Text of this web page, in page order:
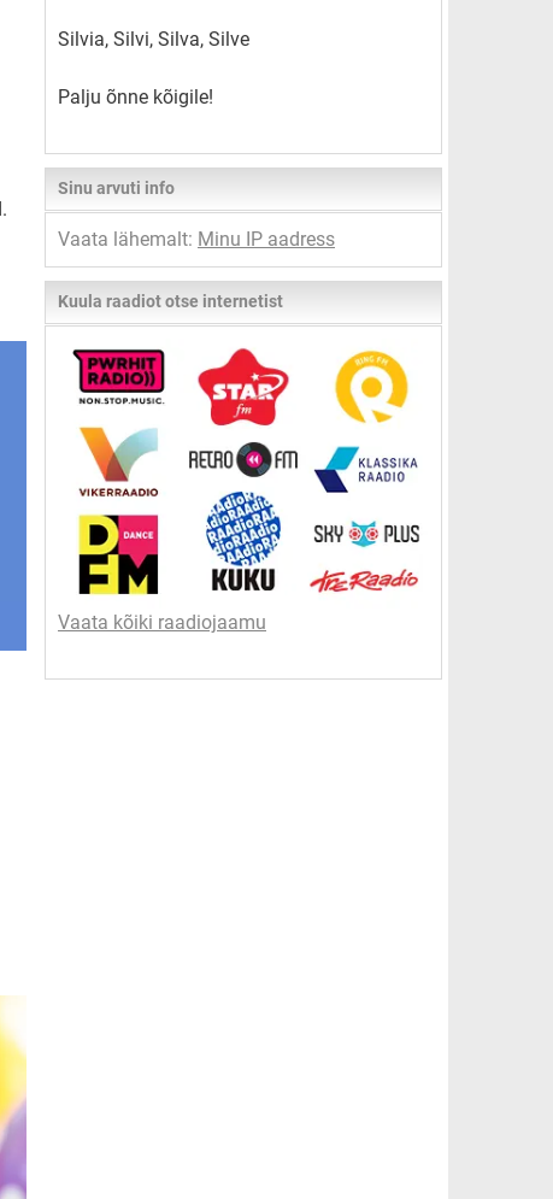
Silvia, Silvi, Silva, Silve
Palju õnne kõigile!
Sinu arvuti info
Vaata lähemalt: Minu IP aadress
Kuula raadiot otse internetist
Vaata kõiki raadiojaamu